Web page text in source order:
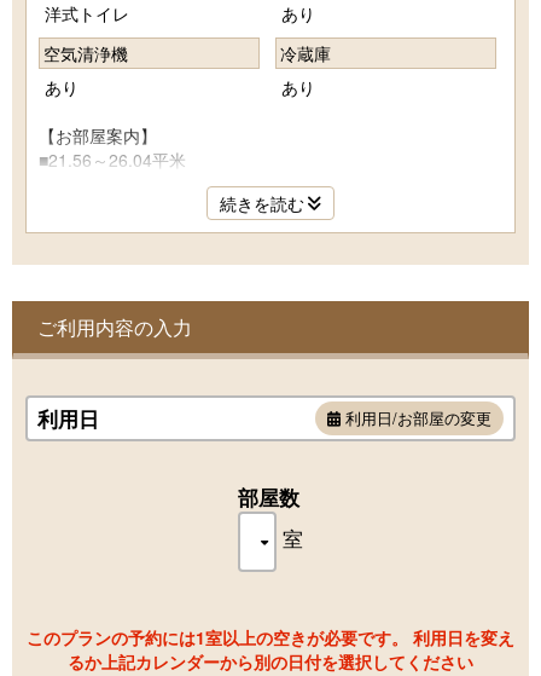
洋式トイレ
あり
空気清浄機
あり
冷蔵庫
あり
【お部屋案内】
■21.56～26.04平米
■ベット2台+エキストラベット1台
■テレビ完備
※当館にはエレベーターがございません。
2~3階相当の階段をご利用いただきます。
続きを読む
ご利用内容の入力
利用日 利用日/お部屋の変更
部屋数
室
このプランの予約には1室以上の空きが必要です。 利用日を変え
るか上記カレンダーから別の日付を選択してください